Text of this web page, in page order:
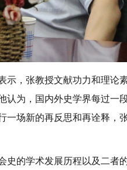
示，张教授文献功力和理论
为，国内外史学界每过一
一场新的再反思和再诠释，
史的学术发展历程以及二者